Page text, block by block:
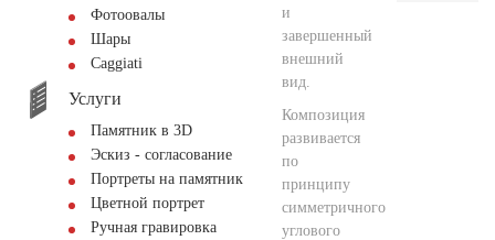
Фотоовалы
Шары
Сaggiati
Услуги
Памятник в 3D
Эскиз - согласование
Портреты на памятник
Цветной портрет
Ручная гравировка
и
завершенный
внешний
вид.
Композиция
развивается
по
принципу
симметричного
углового